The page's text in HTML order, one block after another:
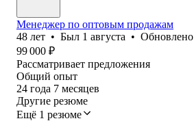
Менеджер по оптовым продажам
48 лет • Был 1 августа • Обновлено
99 000 ₽
Рассматривает предложения
Общий опыт
24 года 7 месяцев
Другие резюме
Ещё 1 резюме